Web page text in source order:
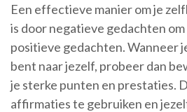
Een effectieve manier om je
is door negatieve gedachten
positieve gedachten. Wanneer
bent naar jezelf, probeer dan
je sterke punten en prestaties.
affirmaties te gebruiken en